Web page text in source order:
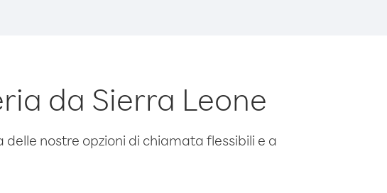
da Sierra Leone
nostre opzioni di chiamata flessibili e a